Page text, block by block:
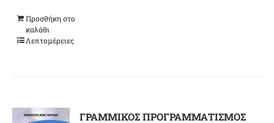
Προσθήκη στο
καλάθι
Λεπτομέρειες
ΓΡΑΜΜΙΚΟΣ ΠΡΟΓΡΑΜΜΑΤΙΣΜΟΣ